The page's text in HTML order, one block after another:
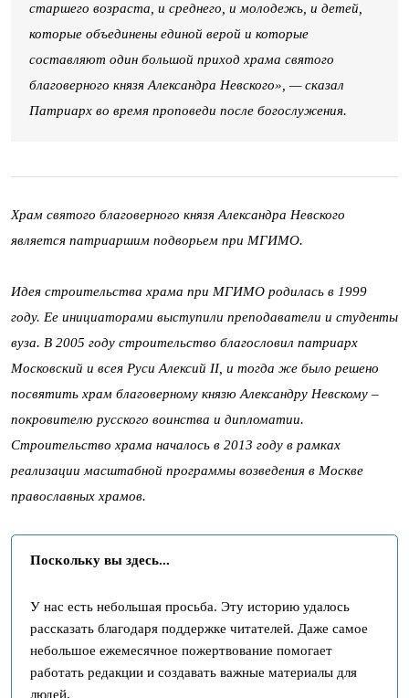
старшего возраста, и среднего, и молодежь, и детей,
которые объединены единой верой и которые
составляют один большой приход храма святого
благоверного князя Александра Невского», — сказал
Патриарх во время проповеди после богослужения.
Храм святого благоверного князя Александра Невского
является патриаршим подворьем при МГИМО.
Идея строительства храма при МГИМО родилась в 1999
году. Ее инициаторами выступили преподаватели и студенты
вуза. В 2005 году строительство благословил патриарх
Московский и всея Руси Алексий II, и тогда же было решено
посвятить храм благоверному князю Александру Невскому –
покровителю русского воинства и дипломатии.
Строительство храма началось в 2013 году в рамках
реализации масштабной программы возведения в Москве
православных храмов.
Поскольку вы здесь...
У нас есть небольшая просьба. Эту историю удалось
рассказать благодаря поддержке читателей. Даже самое
небольшое ежемесячное пожертвование помогает
работать редакции и создавать важные материалы для
людей.